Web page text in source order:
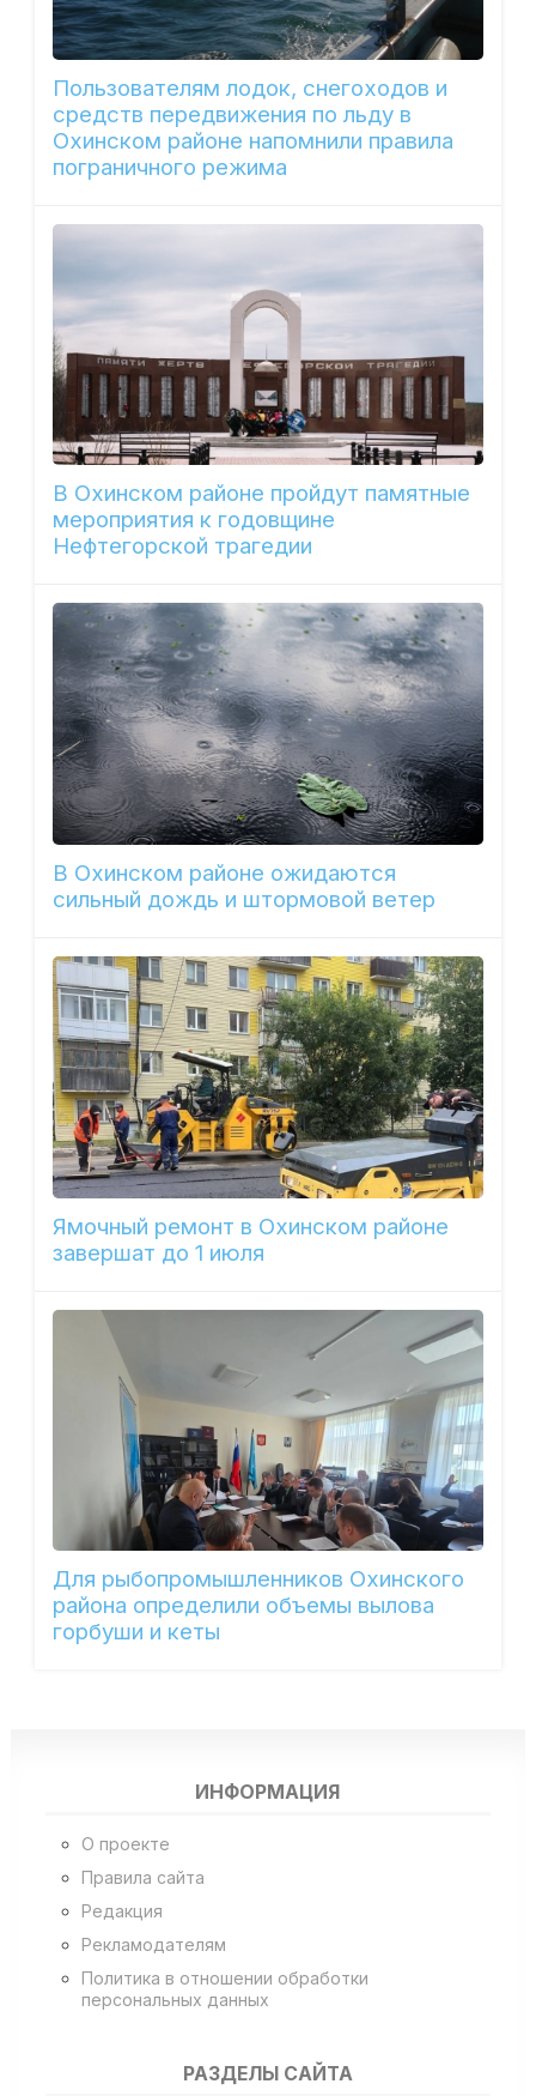
Пользователям лодок, снегоходов и
средств передвижения по льду в
Охинском районе напомнили правила
пограничного режима
В Охинском районе пройдут памятные
мероприятия к годовщине
Нефтегорской трагедии
В Охинском районе ожидаются
сильный дождь и штормовой ветер
Ямочный ремонт в Охинском районе
завершат до 1 июля
Для рыбопромышленников Охинского
района определили объемы вылова
горбуши и кеты
ИНФОРМАЦИЯ
О проекте
Правила сайта
Редакция
Рекламодателям
Политика в отношении обработки
персональных данных
РАЗДЕЛЫ САЙТА